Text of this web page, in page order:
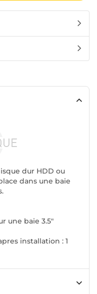
dur HDD ou
dans une baie
une baie 3.5"
installation : 1